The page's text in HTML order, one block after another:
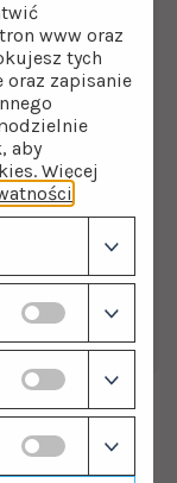
pod zlew +
www oraz
tych
oraz zapisanie
aby
Więcej